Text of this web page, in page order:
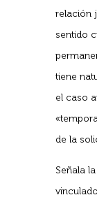
relación
sentido
tiene
el caso
de la
Señala